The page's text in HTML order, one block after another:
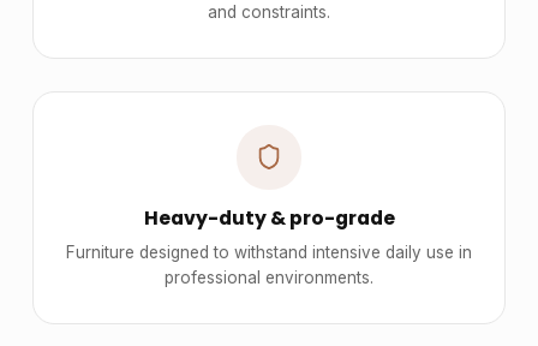
and constraints.
Heavy-duty & pro-grade
Furniture designed to withstand intensive daily use in
professional environments.